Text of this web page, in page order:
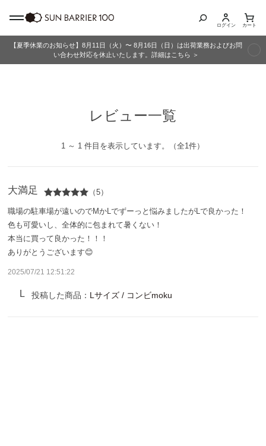
商品カテゴリ
メンズ
キッズ
サンバリア100について
ログイン カート
【夏季休業のお知らせ】8月11日（火）〜 8月16日（日）は出荷業務およびお問
い合わせ対応を休止いたします。詳細はこちら ＞
レビュー一覧
1 ～ 1 件目を表示しています。（全1件）
大満足 （5）
職場の駐車場が遠いのでMかLでずーっと悩みましたがLで良かった！
色も可愛いし、全体的に包まれて暑くない！
本当に買って良かった！！！
ありがとうございます😊
2025/07/21 12:51:22
投稿した商品： Lサイズ / コンビmoku